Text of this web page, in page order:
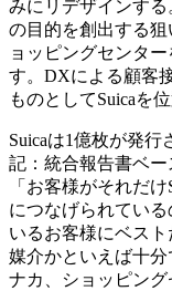
みにリデザインする
の目的を創出する
ョッピングセンタ
す。DXによる顧客
ものとしてSuicaを
Suicaは1億枚が発
記：統合報告書ベー
「お客様がそれだ
につなげられてい
いるお客様にベス
媒介かといえば十
ナカ、ショッピン